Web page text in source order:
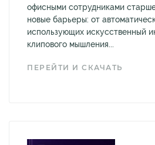
офисными сотрудниками
новые барьеры: от
использующих искусственный
клипового мышления...
ПЕРЕЙТИ И СКАЧАТЬ